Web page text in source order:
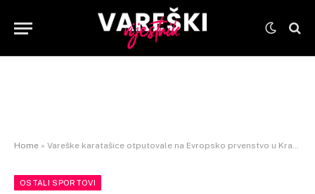
Home » Vareške karatašice otputovale na Evropsko prvenstvo u Kraljevu
OSTALI SPORTOVI